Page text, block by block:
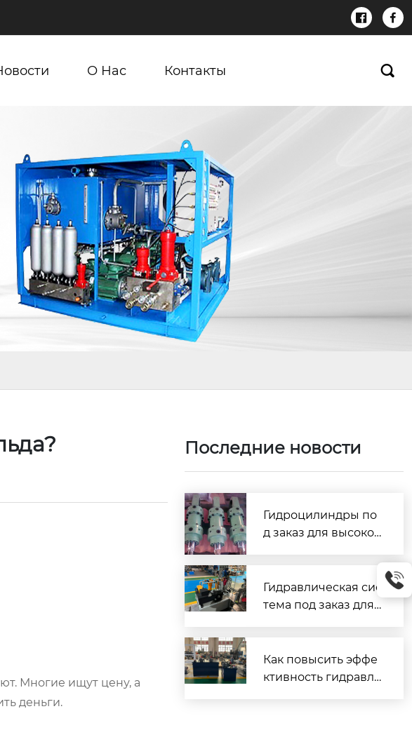
 
О Нас Контакты 
Многие ищут цену, а
деньги.
Последние новости
Гидроцилиндры по
д заказ для высокоч
еличение ресурса и
стабильности обор
удования на 40%
Гидравлическая сис
тема под заказ для
ние энергопотребл
ения на 25% и повы
Как повысить эффе
ктивность гидравли